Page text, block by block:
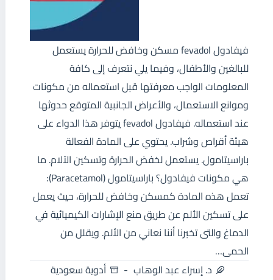
فيفادول fevadol مسكن وخافض للحرارة يستعمل
للبالغين والأطفال، وفيما يلي نتعرف إلى كافة
المعلومات الواجب معرفتها قبل استعماله من مكونات
وموانع الاستعمال، والأعراض الجانبية المتوقع حدوثها
عند استعماله. فيفادول fevadol يتوفر هذا الدواء على
هيئة أقراص وشراب. يحتوي على المادة الفعالة
باراسيتامول. يستعمل لخفض الحرارة وتسكين الآلام. ما
هي مكونات فيفادول؟ باراسيتامول (Paracetamol):
تعمل هذه المادة كمسكن وخافض للحرارة، حيث يعمل
على تسكين الألم عن طريق منع الإشارات الكيميائية في
الدماغ والتى تخبرنا أننا نعاني من الألم. ويقلل من
الحمى…
د. إسراء عبد الوهاب
أدوية سعودية